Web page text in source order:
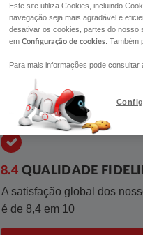
PARA
8.4 QUALIDADE
​A satisfação global dos
é de 8,4 em 10
Este site utiliza Cookies, incluindo
navegação seja mais agradável e
desativar os cookies, partes do nosso
em Configuração de cookies .
Para mais informações pode consultar